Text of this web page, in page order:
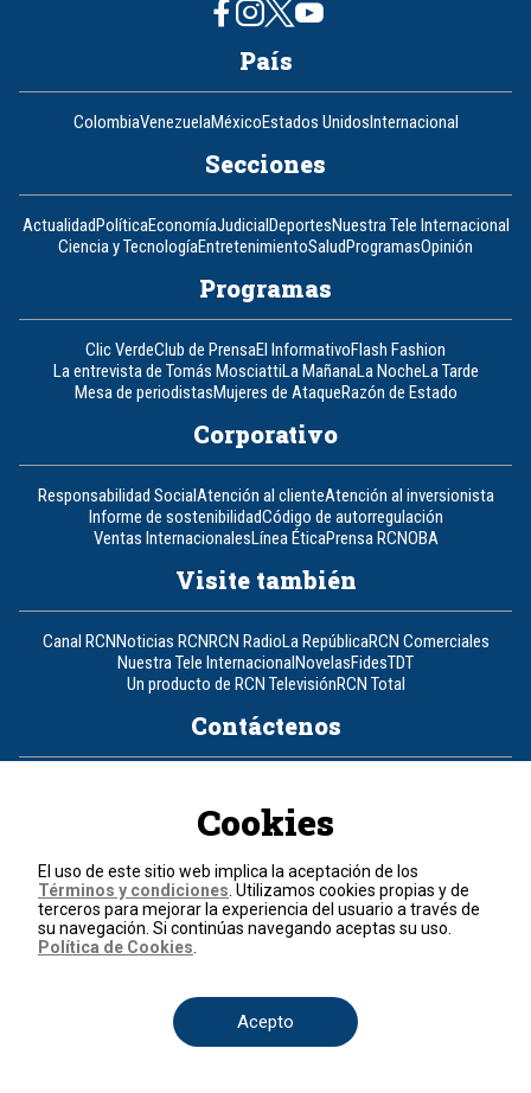
País
ColombiaVenezuelaMéxicoEstados UnidosInternacional
Secciones
ActualidadPolíticaEconomíaJudicialDeportesNuestra Tele Internacional
Ciencia y TecnologíaEntretenimientoSaludProgramasOpinión
Programas
Clic VerdeClub de PrensaEl InformativoFlash Fashion
La entrevista de Tomás MosciattiLa MañanaLa NocheLa Tarde
Mesa de periodistasMujeres de AtaqueRazón de Estado
Corporativo
Responsabilidad SocialAtención al clienteAtención al inversionista
Informe de sostenibilidadCódigo de autorregulación
Ventas InternacionalesLínea ÉticaPrensa RCNOBA
Visite también
Canal RCNNoticias RCNRCN RadioLa RepúblicaRCN Comerciales
Nuestra Tele InternacionalNovelasFidesTDT
Un producto de RCN TelevisiónRCN Total
Contáctenos
Política de cookies
Términos y condiciones
© 2026, RCN Medios.
Todos los derechos reservados.
Cookies
El uso de este sitio web implica la aceptación de los
Términos y condiciones . Utilizamos cookies propias y de
terceros para mejorar la experiencia del usuario a través de
su navegación. Si continúas navegando aceptas su uso.
Política de Cookies
Acepto